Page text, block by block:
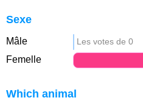
Sexe
Mâle Les votes de 0
Femelle
Which animal